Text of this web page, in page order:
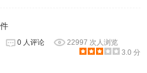
0 人评论
22997 次人浏览
3.0 分